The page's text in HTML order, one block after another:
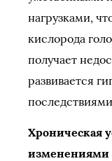
нагрузками,
кислорода
получает
развивается
Хроническая
изменениями